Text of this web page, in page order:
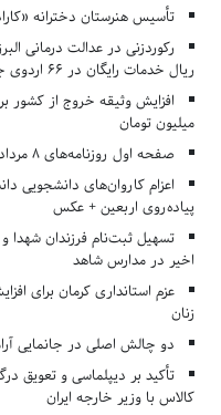
تأسیس هنرستان دخترانه
ریال خدمات رایگان در ۶۶ اردوی جهادی سلامت
میلیون تومان
صفحه اول روزنامه‌های 8 مرداد 1405
اعزام کاروان‌های دانشجویی
پیاده‌روی اربعین + عکس
تسهیل ثبت‌نام فرزندان
اخیر در مدارس شاهد
عزم استانداری کرمان برای
زنان
دو چالش اصلی در جانمایی
تأکید بر دیپلماسی و تعویق
کالاس با وزیر خارجه ایران